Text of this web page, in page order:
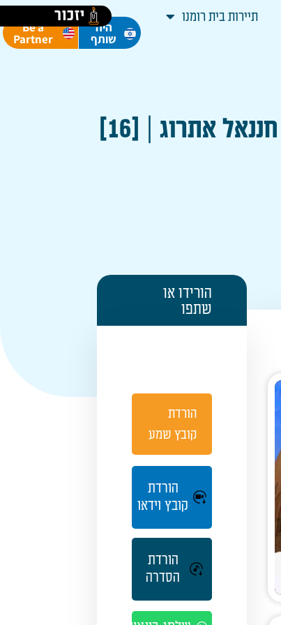
יזכור תיירות בית רומנו
היה
שותף
Be a
Partner
אתרוג | [16]
הורידו או
שתפו
הורדת
קובץ שמע
הורדת
קובץ וידאו
הורדת
הסדרה